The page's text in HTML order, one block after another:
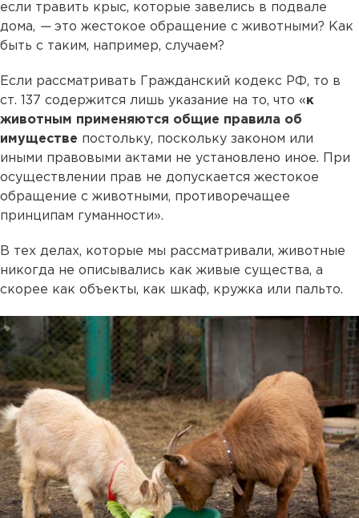
если травить крыс, которые завелись в подвале
дома, —это жестокое обращение с животными? Как
быть с таким, например, случаем?
Если рассматривать Гражданский кодекс РФ, то в
ст. 137 содержится лишь указание на то, что «к
животным применяются общие правила об
имуществе постольку, поскольку законом или
иными правовыми актами не установлено иное. При
осуществлении прав не допускается жестокое
обращение с животными, противоречащее
принципам гуманности».
В тех делах, которые мы рассматривали, животные
никогда не описывались как живые существа, а
скорее как объекты, как шкаф, кружка или пальто.